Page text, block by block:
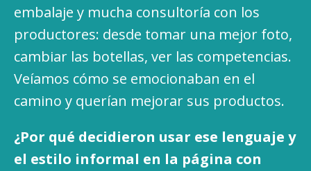
embalaje y mucha consultoría con los
productores: desde tomar una mejor foto,
cambiar las botellas, ver las competencias.
Veíamos cómo se emocionaban en el
camino y querían mejorar sus productos.
¿Por qué decidieron usar ese lenguaje y
el estilo informal en la página con